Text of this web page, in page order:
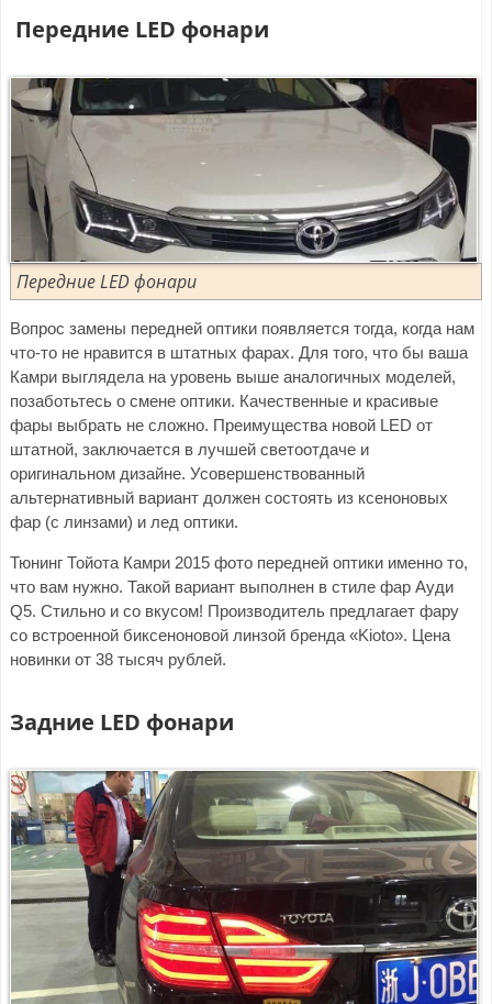
Передние LED фонари
Передние LED фонари
Вопрос замены передней оптики появляется тогда, когда нам
что-то не нравится в штатных фарах. Для того, что бы ваша
Камри выглядела на уровень выше аналогичных моделей,
позаботьтесь о смене оптики. Качественные и красивые
фары выбрать не сложно. Преимущества новой LED от
штатной, заключается в лучшей светоотдаче и
оригинальном дизайне. Усовершенствованный
альтернативный вариант должен состоять из ксеноновых
фар (с линзами) и лед оптики.
Тюнинг Тойота Камри 2015 фото передней оптики именно то,
что вам нужно. Такой вариант выполнен в стиле фар Ауди
Q5. Стильно и со вкусом! Производитель предлагает фару
со встроенной биксеноновой линзой бренда «Kioto». Цена
новинки от 38 тысяч рублей.
Задние LED фонари